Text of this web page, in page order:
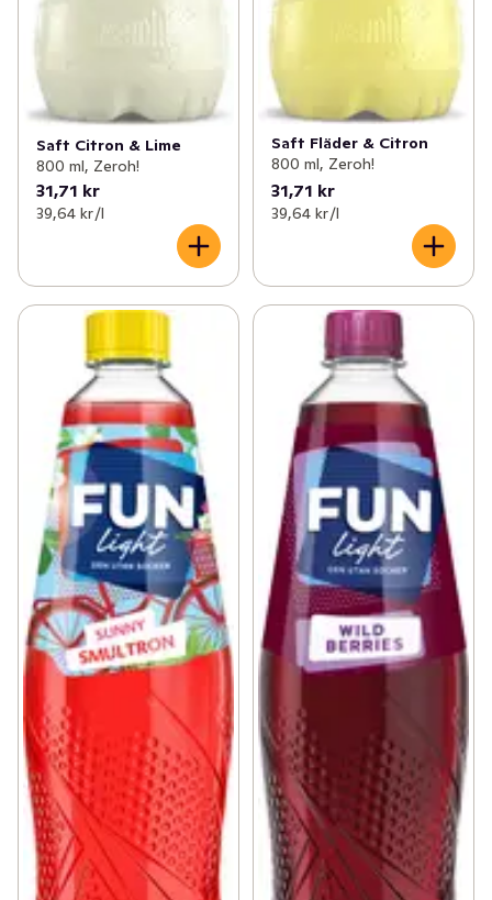
Saft Citron & Lime
800 ml, Zeroh!
31,71 kr
39,64 kr /l
Saft Fläder & Citron
800 ml, Zeroh!
31,71 kr
39,64 kr /l